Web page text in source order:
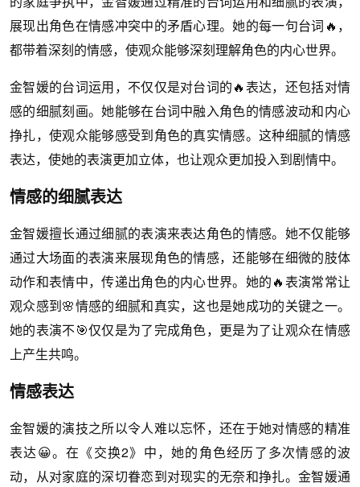
展现出角色在情感冲突中的矛盾心理。她的每一句台词🔥，
都带着深刻的情感，使观众能够深刻理解角色的内心世界。
金智媛的台词运用，不仅仅是对台词的🔥表达，还包括对情
感的细腻刻画。她能够在台词中融入角色的情感波动和内心
挣扎，使观众能够感受到角色的真实情感。这种细腻的情感
表达，使她的表演更加立体，也让观众更加投入到剧情中。
情感的细腻表达
金智媛擅长通过细腻的表演来表达角色的情感。她不仅能够
通过大场面的表演来展现角色的情感，还能够在细微的肢体
动作和表情中，传递出角色的内心世界。她的🔥表演常常让
观众感到🌸情感的细腻和真实，这也是她成功的关键之一。
她的表演不🎯仅仅是为了完成角色，更是为了让观众在情感
上产生共鸣。
情感表达
金智媛的演技之所以令人难以忘怀，还在于她对情感的精准
表达😀。在《交换2》中，她的角色经历了多次情感的波
动，从对家庭的深切眷恋到对现实的无奈和挣扎。金智媛通